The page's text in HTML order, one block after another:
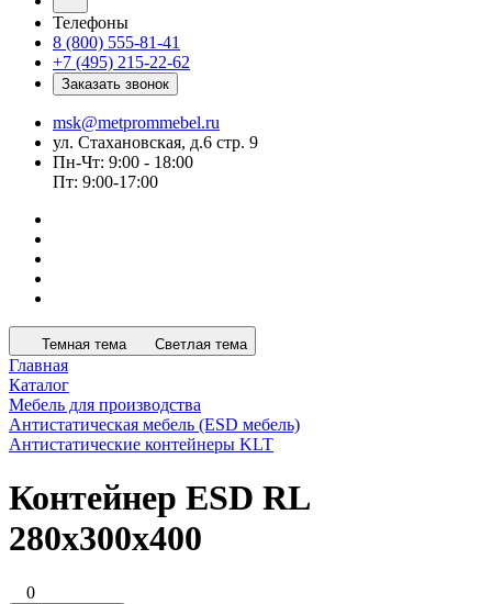
Телефоны
8 (800) 555-81-41
+7 (495) 215-22-62
Заказать звонок
msk@metprommebel.ru
ул. Стахановская, д.6 стр. 9
Пн-Чт: 9:00 - 18:00
Пт: 9:00-17:00
Темная тема Светлая тема
Главная
Каталог
Мебель для производства
Антистатическая мебель (ESD мебель)
Антистатические контейнеры KLT
Контейнер ESD RL
280x300x400
0